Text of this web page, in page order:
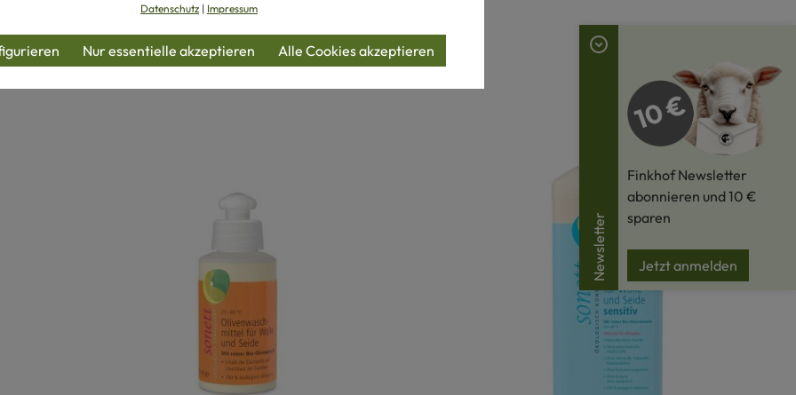
Newsletter
Finkhof Newsletter
abonnieren und 10 €
sparen
Jetzt anmelden
Datenschutz | Impressum
Nur essentielle akzeptieren Alle Cookies akzeptieren